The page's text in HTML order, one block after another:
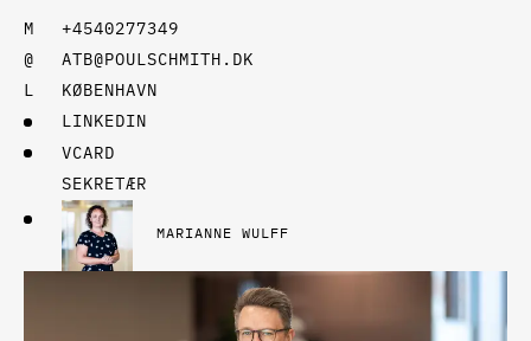
+4540277349
ATB@POULSCHMITH.DK
KØBENHAVN
LINKEDIN
VCARD
SEKRETÆR
MARIANNE WULFF